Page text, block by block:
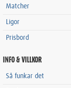
Matcher
Ligor
Prisbord
INFO & VILLKOR
Så funkar det